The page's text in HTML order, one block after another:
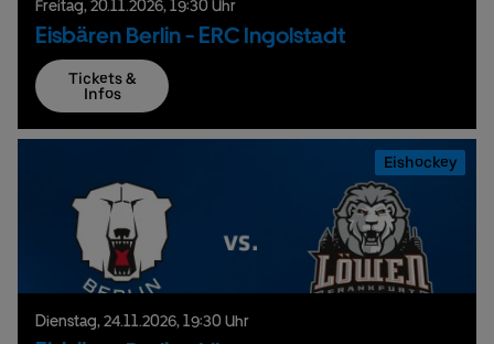
Freitag, 20.11.2026, 19:30 Uhr
Eisbären Berlin - ERC Ingolstadt
Tickets &
Infos
Eishockey
Dienstag, 24.11.2026, 19:30 Uhr